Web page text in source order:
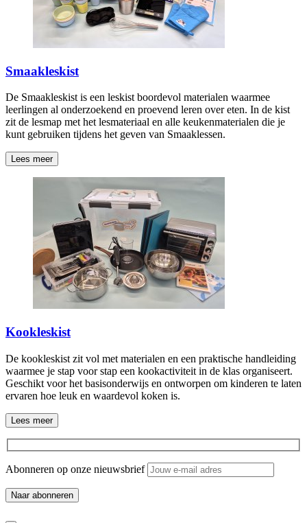
Smaakleskist
De Smaakleskist is een leskist boordevol materialen waarmee
leerlingen al onderzoekend en proevend leren over eten. In de kist
zit de lesmap met het lesmateriaal en alle keukenmaterialen die je
kunt gebruiken tijdens het geven van Smaaklessen.
Lees meer
Kookleskist
De kookleskist zit vol met materialen en een praktische handleiding
waarmee je stap voor stap een kookactiviteit in de klas organiseert.
Geschikt voor het basisonderwijs en ontworpen om kinderen te laten
ervaren hoe leuk en waardevol koken is.
Lees meer
Abonneren op onze nieuwsbrief